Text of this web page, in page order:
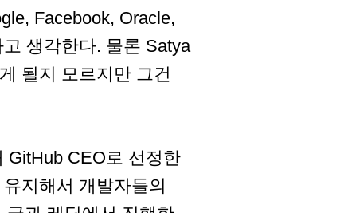
Facebook, Oracle,
생각한다. 물론 Satya
될지 모르지만 그건
GitHub CEO로 선정한
지해서 개발자들의